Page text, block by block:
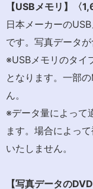
【USBメモリ】〈
日本メーカーの
です。写真データが
※USBメモリのタイ
となります。一部
ん。
※データ量によって
ます。場合によっ
いたしません。
【写真データのDVD